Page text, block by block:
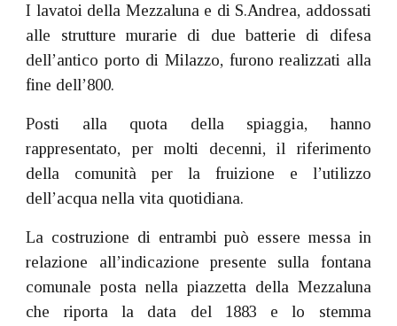
I lavatoi della Mezzaluna e di S.Andrea, addossati
alle strutture murarie di due batterie di difesa
dell’antico porto di Milazzo, furono realizzati alla
fine dell’800.
Posti alla quota della spiaggia, hanno
rappresentato, per molti decenni, il riferimento
della comunità per la fruizione e l’utilizzo
dell’acqua nella vita quotidiana.
La costruzione di entrambi può essere messa in
relazione all’indicazione presente sulla fontana
comunale posta nella piazzetta della Mezzaluna
che riporta la data del 1883 e lo stemma